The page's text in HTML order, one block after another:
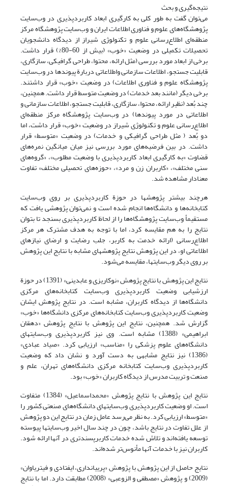
نتیجه‌گیری و بحث
می‌توان گفت به طور کلی به کارگیری ابعاد کاربردپذیری در وب‌سایت
پژوهشگاه‌های علوم و فناوری اطلاعات ایران و وب‌سایت پژوهشگاه مرکز
منطقه‌ای اطلاع‌رسانی علوم و تکنولوژی شیراز از دیدگاه دانشجویان
تحصیلات تکمیلی در وضعیت «خوب» (بیش از 60-80%) قرار داشت.
برخی از ابعاد مورد بررسی (مثل ارائه، محتوا، طراحی گرافیکی، سازگاری،
قابلیت جستجو، اطلاعات سازمانی واطلاعاتی دربارة پیوندها در وب‌سایت
پژوهشگاه علوم و فناوری اطلاعات) در وضعیت «خوب» قرار داشتند.
برخی دیگر (مانند بعد خدمات) در وضعیت متوسط قرار داشت. همچنین،
چند بُعد (نظیر ارائه، محتوا، سازگاری، قابلیت جستجو، اطلاعات سازمانی و
اطلاعاتی در مورد پیوندها) در وب‌سایت پژوهشگاه مرکز منطقه‌ای
اطلاع‌رسانی علوم و تکنولوژی شیراز در وضعیت «خوب» قرار داشت، اما
دو بُعد ( مثل طراحی گرافیکی و خدمات) در وضعیت «متوسط» قرار
داشت. در بین فرضیه‌های مورد بررسی نیز میان میانگین نمره‌های
قضاوت «به کارگیری ابعاد کاربردپذیری با وضعیت مطلوب»، «گروه‌های
سنی مختلف»، «کاربران زن و مرد»، «حوزه‌های تحصیلی مختلف» تفاوت
معنادار مشاهده شد.
هرچند بیشتر پژوهشها در حوزة کاربردپذیری بر روی وب‌سایت
کتابخانه‌ها و دانشگاه‌ها انجام شده است و نمی‌توان پژوهشی یافت که
مستقیمأ وب‌سایت پژوهشگاه‌ها را از لحاظ کاربردپذیری بسنجد تا بتوان
نتایج را به هم مقایسه کرد، اما با توجه به هدف مشترک هر مرکز
اطلاع‌رسانی (ارائه خدمت به کاربر، جلب رضایت و ارضای نیازهای
اطلاعاتی او، در این پژوهش نتایج پژوهشهای مشابه با نتایج این پژوهش
بر روی دیگر وب‌سایتها، مقایسه می‌شود.
نتایج این پژوهش با نتایج پژوهش «نوکاریزی و عابدینی» (1391) در حوزة
ارزشیابی وضعیت کاربردپذیری وب‌سایت کتابخانه‌های مرکزی
دانشگاه‌ها از دیدگاه کاربران، مشابه است. در نتایج پژوهش ایشان
وضعیت کاربردپذیری وب‌سایت کتابخانه‌های مرکزی دانشگاه‌ها «خوب»
گزارش شد. همچنین، نتایج این پژوهش با نتایج پژوهش «دهقان
ابراهیمی» (1388) مشابه است. وی نیز کاربردپذیری وب‌سایتهای
دانشگاه‌های علوم پزشکی را «مناسب» ارزیابی کرد. «صیاد عبادی»
(1386) نیز نتایج مشابهی به دست آورد و نشان داد که وضعیت
کاربردپذیری وب‌سایت کتابخانه مرکزی دانشگاه‌های تهران، علم و
صنعت و تربیت مدرس از دیدگاه کاربران «خوب» بود.
نتایج این پژوهش با نتایج پژوهش «محمداسماعیل» (1384) متفاوت
است. او وضعیت کاربردپذیری وب‌سایتهای دانشگاه‌های صنعتی کشور را
«متوسط» ارزیابی کرد. به نظر می‌رسد عامل زمان در نتایج این دو پژوهش
از علل تفاوت در نتایج باشد، چون در چند سال اخیر وب‌سایتها پیوسته
توسعه یافته‌اند و تلاش شده خدمات کاربرپسندتری در آنها ارائه شود.
کاربران نیز با خدمات آنها مأنوس‌تر شده‌اند.
نتایج حاصل از این پژوهش با پژوهش «پرییانداری، ایفتادی و فیتریاوان»
(2009) و پژوهش «مصطفی و الزوعبی» (2008) مطابقت دارد. اما با نتایج